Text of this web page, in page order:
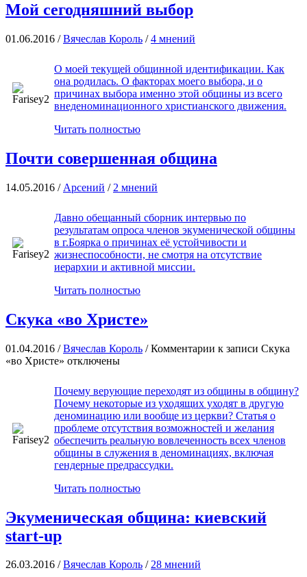
Мой сегодняшний выбор
01.06.2016 /Вячеслав Король /4 мнений
О моей текущей общинной идентификации. Как
она родилась. О факторах моего выбора, и о
причинах выбора именно этой общины из всего
внеденоминационного христианского движения.
Читать полностью
Почти совершенная община
14.05.2016 / Арсений / 2 мнений
Давно обещанный сборник интервью по
результатам опроса членов экуменической общины
в г.Боярка о причинах её устойчивости и
жизнеспособности, не смотря на отсутствие
иерархии и активной миссии.
Читать полностью
Скука «во Христе»
01.04.2016 /Вячеслав Король /Комментарии к записи Скука
«во Христе» отключены
Почему верующие переходят из общины в общину?
Почему некоторые из уходящих уходят в другую
деноминацию или вообще из церкви? Статья о
проблеме отсутствия возможностей и желания
обеспечить реальную вовлеченность всех членов
общины в служения в деноминациях, включая
гендерные предрассудки.
Читать полностью
Экуменическая община: киевский
start-up
26.03.2016 /Вячеслав Король /28 мнений